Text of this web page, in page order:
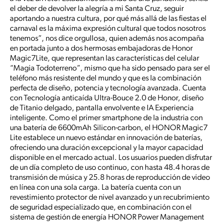
el deber de devolver la alegría a mi Santa Cruz, seguir
aportando a nuestra cultura, por qué más allá de las fiestas el
carnaval es la máxima expresión cultural que todos nosotros
tenemos”, nos dice orgullosa, quien además nos acompaña
en portada junto a dos hermosas embajadoras de Honor
Magic7Lite, que representan las características del celular
“Magia Todoterreno”, mismo que ha sido pensado para ser el
teléfono más resistente del mundo y que es la combinación
perfecta de diseño, potencia y tecnología avanzada. Cuenta
con Tecnología anticaída Ultra-Bouce 2.0 de Honor, diseño
de Titanio delgado, pantalla envolvente e IA Experiencia
inteligente. Como el primer smartphone de la industria con
una batería de 6600mAh Silicon-carbon, el HONOR Magic7
Lite establece un nuevo estándar en innovación de baterías,
ofreciendo una duración excepcional y la mayor capacidad
disponible en el mercado actual. Los usuarios pueden disfrutar
de un día completo de uso continuo, con hasta 48.4 horas de
transmisión de música y 25.8 horas de reproducción de video
en línea con una sola carga. La batería cuenta con un
revestimiento protector de nivel avanzado y un recubrimiento
de seguridad especializado que, en combinación con el
sistema de gestión de energía HONOR Power Management